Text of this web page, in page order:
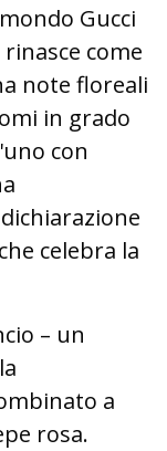
Gucci
come
note floreali
in grado
con
celebra la
– un
a
rosa.